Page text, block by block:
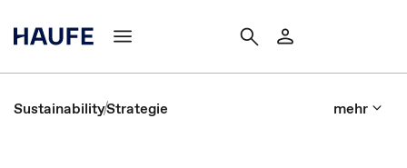
SustainabilityStrategie mehr